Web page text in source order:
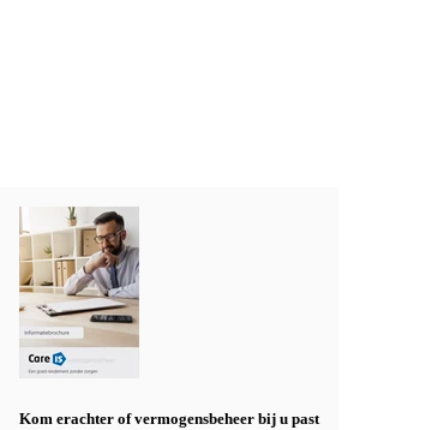
Kom erachter of vermogensbeheer bij u past